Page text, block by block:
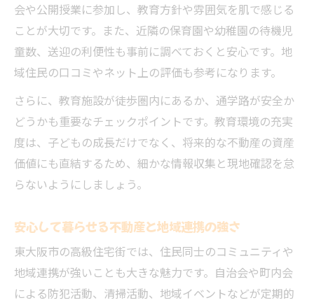
会や公開授業に参加し、教育方針や雰囲気を肌で感じる
ことが大切です。また、近隣の保育園や幼稚園の待機児
童数、送迎の利便性も事前に調べておくと安心です。地
域住民の口コミやネット上の評価も参考になります。
さらに、教育施設が徒歩圏内にあるか、通学路が安全か
どうかも重要なチェックポイントです。教育環境の充実
度は、子どもの成長だけでなく、将来的な不動産の資産
価値にも直結するため、細かな情報収集と現地確認を怠
らないようにしましょう。
安心して暮らせる不動産と地域連携の強さ
東大阪市の高級住宅街では、住民同士のコミュニティや
地域連携が強いことも大きな魅力です。自治会や町内会
による防犯活動、清掃活動、地域イベントなどが定期的